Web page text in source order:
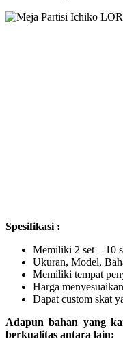
Spesifikasi :
Memiliki 2 set – 10
Ukuran, Model,
Memiliki tempat
Harga menyesuaikan
Dapat custom skat
Adapun bahan yang
berkualitas antara lain: